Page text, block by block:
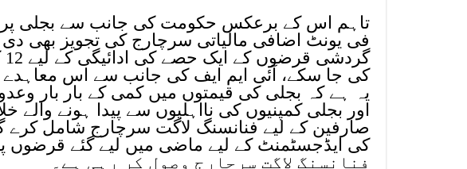
فی یونٹ اضافی مالیاتی سرچارج کی تجویز بھی
کی جا سکے، آئی ایم ایف کی جانب سے اس معاہدے
یہ ہے کہ بجلی کی قیمتوں میں کمی کے بار بار
اور بجلی کمپنیوں کی نااہلیوں سے پیدا ہونے والے
صارفین کے لیے فنانسنگ لاگت سرچارج شامل
فنانسنگ لاگت سرچارج وصول کر رہی ہے۔